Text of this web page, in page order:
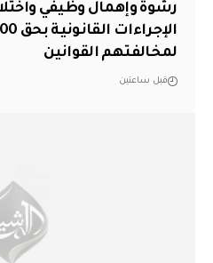
رشوة وإهمال وظيفي
لمخالفتهم القوانين
قبل ساعتين